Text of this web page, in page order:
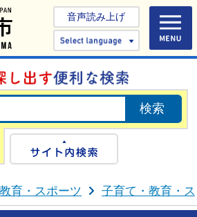
音声読み上げ
Select
Google検索
育・スポーツ 子育て・教育・